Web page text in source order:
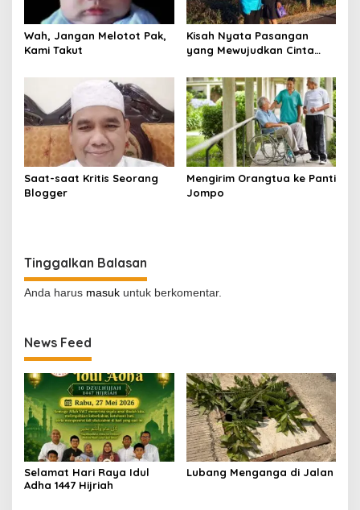
Wah, Jangan Melotot Pak,
Kami Takut
Kisah Nyata Pasangan
yang Mewujudkan Cinta
Saat-saat Kritis Seorang
Blogger
Mengirim Orangtua ke Panti
Jompo
Tinggalkan Balasan
Anda harus masuk untuk berkomentar.
News Feed
Selamat Hari Raya Idul
Adha 1447 Hijriah
Lubang Menganga di Jalan